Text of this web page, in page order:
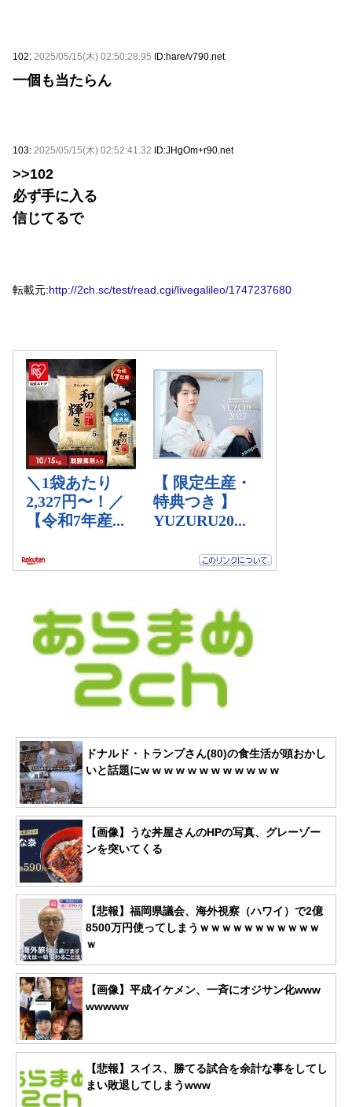
102: 2025/05/15(木) 02:50:28.95 ID:hare/v790.net
一個も当たらん
103: 2025/05/15(木) 02:52:41.32 ID:JHgOm+r90.net
>>102
必ず手に入る
信じてるで
転載元:http://2ch.sc/test/read.cgi/livegalileo/1747237680
ドナルド・トランプさん(80)の食生活が頭おかし
いと話題にw w w w w w w w w w w w
【画像】うな丼屋さんのHPの写真、グレーゾー
ンを突いてくる
【悲報】福岡県議会、海外視察（ハワイ）で2億
8500万円使ってしまうｗｗｗｗｗｗｗｗｗｗｗ
ｗ
【画像】平成イケメン、一斉にオジサン化www
wwwww
【悲報】スイス、勝てる試合を余計な事をしてし
まい敗退してしまうwww